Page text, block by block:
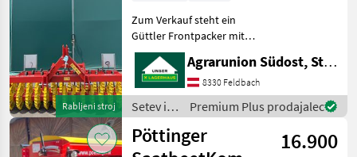
Rabljeni stroj
Zum Verkauf steht ein
Güttler Frontpacker mit
Prismenwalze als
Neumaschine!!
Arbeitsbreite: 3, 00 Meter
Transportbreite: 2, 86 bis 3,
00 Meter (somit ideal und
unko
Agrarunion Südost, Standort Gniebing
8330 Feldbach
Setev in
nega /
Güttler
Premium Plus prodajalec
Pöttinger
16.900